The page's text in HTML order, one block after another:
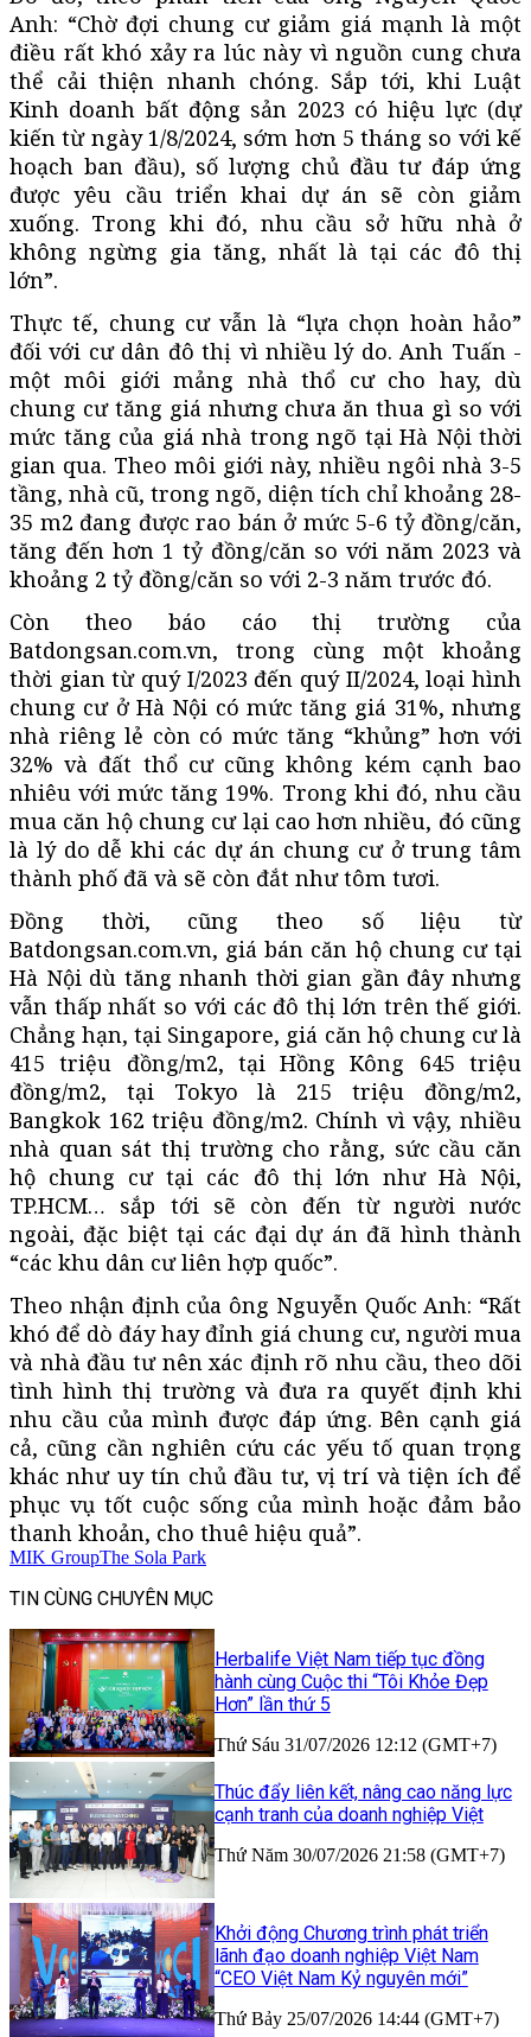
Anh: “Chờ đợi chung cư giảm giá mạnh là một
điều rất khó xảy ra lúc này vì nguồn cung chưa
thể cải thiện nhanh chóng. Sắp tới, khi Luật
Kinh doanh bất động sản 2023 có hiệu lực (dự
kiến từ ngày 1/8/2024, sớm hơn 5 tháng so với kế
hoạch ban đầu), số lượng chủ đầu tư đáp ứng
được yêu cầu triển khai dự án sẽ còn giảm
xuống. Trong khi đó, nhu cầu sở hữu nhà ở
không ngừng gia tăng, nhất là tại các đô thị
lớn”.
Thực tế, chung cư vẫn là “lựa chọn hoàn hảo”
đối với cư dân đô thị vì nhiều lý do. Anh Tuấn -
một môi giới mảng nhà thổ cư cho hay, dù
chung cư tăng giá nhưng chưa ăn thua gì so với
mức tăng của giá nhà trong ngõ tại Hà Nội thời
gian qua. Theo môi giới này, nhiều ngôi nhà 3-5
tầng, nhà cũ, trong ngõ, diện tích chỉ khoảng 28-
35 m2 đang được rao bán ở mức 5-6 tỷ đồng/căn,
tăng đến hơn 1 tỷ đồng/căn so với năm 2023 và
khoảng 2 tỷ đồng/căn so với 2-3 năm trước đó.
Còn theo báo cáo thị trường của
Batdongsan.com.vn, trong cùng một khoảng
thời gian từ quý I/2023 đến quý II/2024, loại hình
chung cư ở Hà Nội có mức tăng giá 31%, nhưng
nhà riêng lẻ còn có mức tăng “khủng” hơn với
32% và đất thổ cư cũng không kém cạnh bao
nhiêu với mức tăng 19%. Trong khi đó, nhu cầu
mua căn hộ chung cư lại cao hơn nhiều, đó cũng
là lý do dễ khi các dự án chung cư ở trung tâm
thành phố đã và sẽ còn đắt như tôm tươi.
Đồng thời, cũng theo số liệu từ
Batdongsan.com.vn, giá bán căn hộ chung cư tại
Hà Nội dù tăng nhanh thời gian gần đây nhưng
vẫn thấp nhất so với các đô thị lớn trên thế giới.
Chẳng hạn, tại Singapore, giá căn hộ chung cư là
415 triệu đồng/m2, tại Hồng Kông 645 triệu
đồng/m2, tại Tokyo là 215 triệu đồng/m2,
Bangkok 162 triệu đồng/m2. Chính vì vậy, nhiều
nhà quan sát thị trường cho rằng, sức cầu căn
hộ chung cư tại các đô thị lớn như Hà Nội,
TP.HCM… sắp tới sẽ còn đến từ người nước
ngoài, đặc biệt tại các đại dự án đã hình thành
“các khu dân cư liên hợp quốc”.
Theo nhận định của ông Nguyễn Quốc Anh: “Rất
khó để dò đáy hay đỉnh giá chung cư, người mua
và nhà đầu tư nên xác định rõ nhu cầu, theo dõi
tình hình thị trường và đưa ra quyết định khi
nhu cầu của mình được đáp ứng. Bên cạnh giá
cả, cũng cần nghiên cứu các yếu tố quan trọng
khác như uy tín chủ đầu tư, vị trí và tiện ích để
phục vụ tốt cuộc sống của mình hoặc đảm bảo
thanh khoản, cho thuê hiệu quả”.
MIK GroupThe Sola Park
TIN CÙNG CHUYÊN MỤC
Herbalife Việt Nam tiếp tục đồng
hành cùng Cuộc thi “Tôi Khỏe Đẹp
Hơn” lần thứ 5
Thứ Sáu 31/07/2026 12:12 (GMT+7)
Thúc đẩy liên kết, nâng cao năng lực
cạnh tranh của doanh nghiệp Việt
Thứ Năm 30/07/2026 21:58 (GMT+7)
Khởi động Chương trình phát triển
lãnh đạo doanh nghiệp Việt Nam
“CEO Việt Nam Kỷ nguyên mới”
Thứ Bảy 25/07/2026 14:44 (GMT+7)